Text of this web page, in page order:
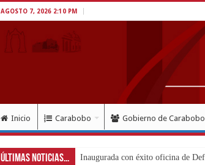
AGOSTO 7, 2026 2:10 PM
Inicio Carabobo Gobierno de Carabobo
Últimas Noticias... Movimiento Fortín